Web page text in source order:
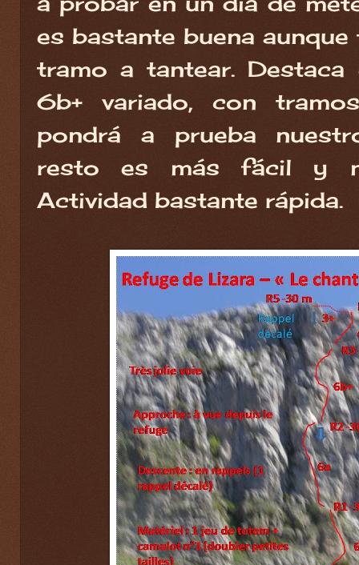
es bastante buena
tramo a tantear.
6b+ variado, con
pondrá a prueba
resto es más fácil y
Actividad bastante rápida.